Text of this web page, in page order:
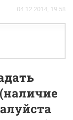
04.12.2014, 19:58